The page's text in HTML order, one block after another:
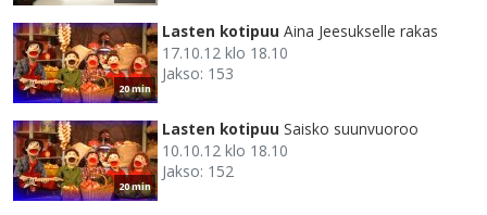
20 min
Lasten kotipuu Aina Jeesukselle rakas
17.10.12 klo 18.10
Jakso: 153
20 min
Lasten kotipuu Saisko suunvuoroo
10.10.12 klo 18.10
Jakso: 152